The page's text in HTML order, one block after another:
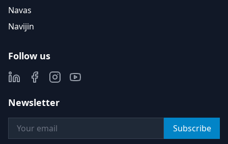
Navas
Navijin
Follow us
Newsletter
Subscribe